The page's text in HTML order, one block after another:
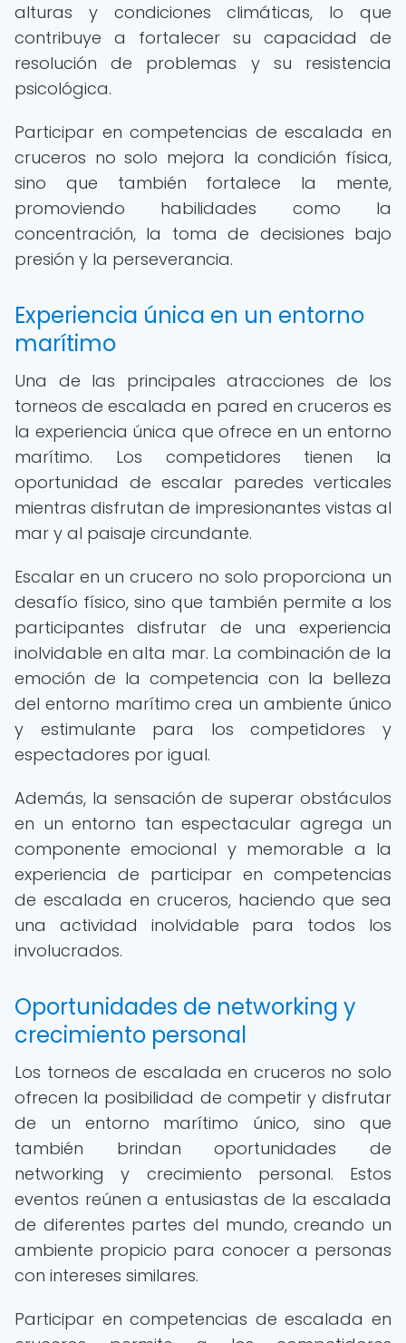
alturas y condiciones climáticas, lo que
contribuye a fortalecer su capacidad de
resolución de problemas y su resistencia
psicológica.
Participar en competencias de escalada en
cruceros no solo mejora la condición física,
sino que también fortalece la mente,
promoviendo habilidades como la
concentración, la toma de decisiones bajo
presión y la perseverancia.
Experiencia única en un entorno
marítimo
Una de las principales atracciones de los
torneos de escalada en pared en cruceros es
la experiencia única que ofrece en un entorno
marítimo. Los competidores tienen la
oportunidad de escalar paredes verticales
mientras disfrutan de impresionantes vistas al
mar y al paisaje circundante.
Escalar en un crucero no solo proporciona un
desafío físico, sino que también permite a los
participantes disfrutar de una experiencia
inolvidable en alta mar. La combinación de la
emoción de la competencia con la belleza
del entorno marítimo crea un ambiente único
y estimulante para los competidores y
espectadores por igual.
Además, la sensación de superar obstáculos
en un entorno tan espectacular agrega un
componente emocional y memorable a la
experiencia de participar en competencias
de escalada en cruceros, haciendo que sea
una actividad inolvidable para todos los
involucrados.
Oportunidades de networking y
crecimiento personal
Los torneos de escalada en cruceros no solo
ofrecen la posibilidad de competir y disfrutar
de un entorno marítimo único, sino que
también brindan oportunidades de
networking y crecimiento personal. Estos
eventos reúnen a entusiastas de la escalada
de diferentes partes del mundo, creando un
ambiente propicio para conocer a personas
con intereses similares.
Participar en competencias de escalada en